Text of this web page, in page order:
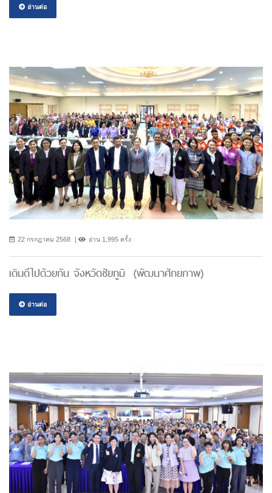
อ่านต่อ
22 กรกฎาคม 2568 อ่าน 1,995 ครั้ง
เดินดีไปด้วยกัน จังหวัดชัยภูมิ (พัฒนาศักยภาพ)
อ่านต่อ